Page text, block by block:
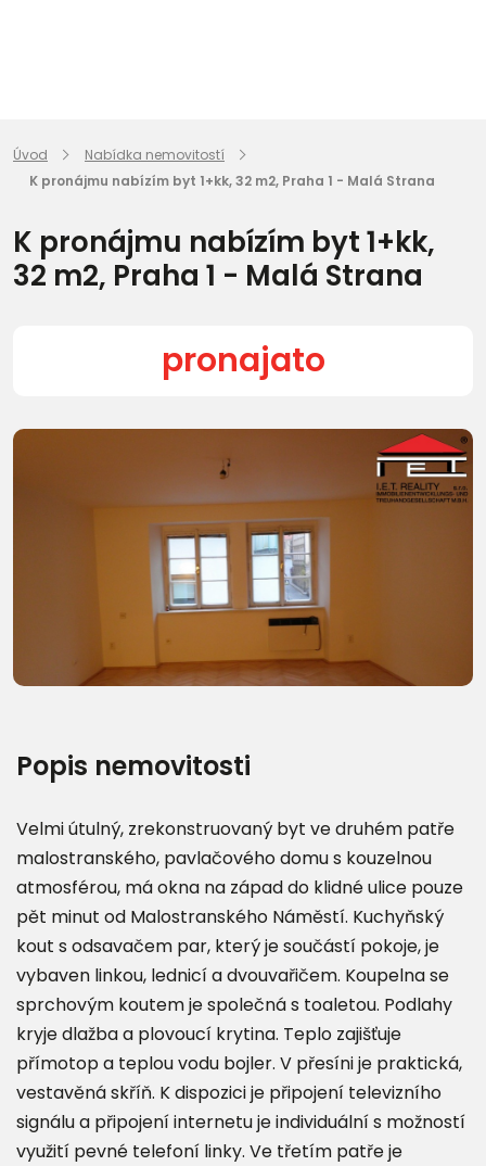
Úvod
Nabídka nemovitostí
K pronájmu nabízím byt 1+kk, 32 m2, Praha 1 - Malá Strana
K pronájmu nabízím byt 1+kk,
32 m2, Praha 1 - Malá Strana
pronajato
Další fotografie (15)
Popis nemovitosti
Velmi útulný, zrekonstruovaný byt ve druhém patře
malostranského, pavlačového domu s kouzelnou
atmosférou, má okna na západ do klidné ulice pouze
pět minut od Malostranského Náměstí. Kuchyňský
kout s odsavačem par, který je součástí pokoje, je
vybaven linkou, lednicí a dvouvařičem. Koupelna se
sprchovým koutem je společná s toaletou. Podlahy
kryje dlažba a plovoucí krytina. Teplo zajišťuje
přímotop a teplou vodu bojler. V přesíni je praktická,
vestavěná skříň. K dispozici je připojení televizního
signálu a připojení internetu je individuální s možností
využití pevné telefoní linky. Ve třetím patře je